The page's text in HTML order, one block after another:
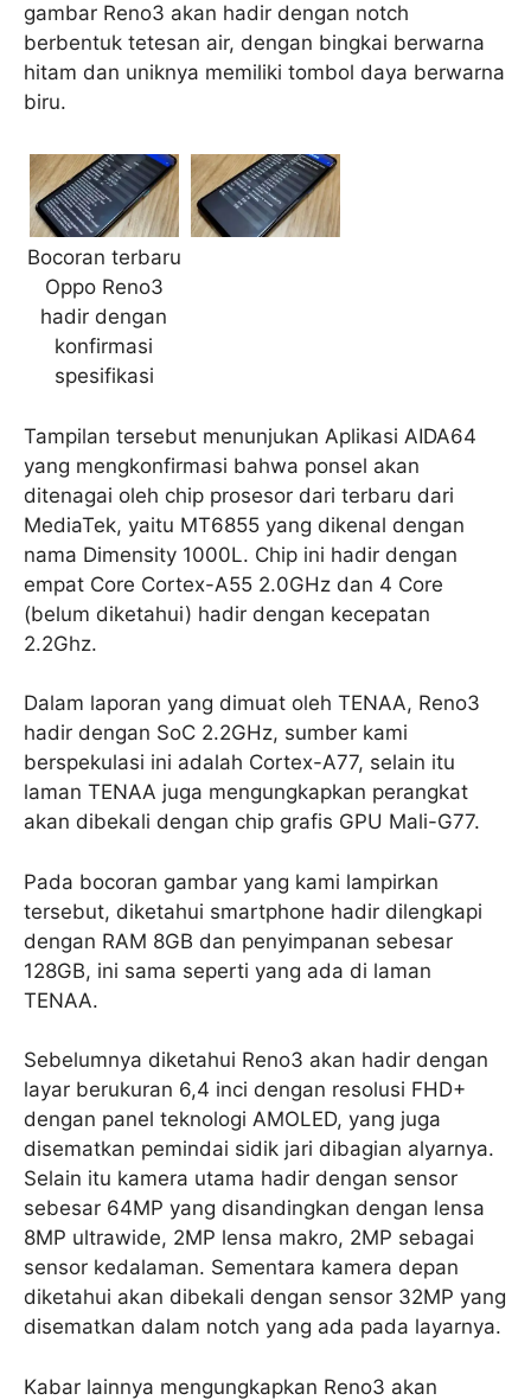
gambar Reno3 akan hadir dengan notch
berbentuk tetesan air, dengan bingkai berwarna
hitam dan uniknya memiliki tombol daya berwarna
biru.
Bocoran terbaru
Oppo Reno3
hadir dengan
konfirmasi
spesifikasi
Tampilan tersebut menunjukan Aplikasi AIDA64
yang mengkonfirmasi bahwa ponsel akan
ditenagai oleh chip prosesor dari terbaru dari
MediaTek, yaitu MT6855 yang dikenal dengan
nama Dimensity 1000L. Chip ini hadir dengan
empat Core Cortex-A55 2.0GHz dan 4 Core
(belum diketahui) hadir dengan kecepatan
2.2Ghz.
Dalam laporan yang dimuat oleh TENAA, Reno3
hadir dengan SoC 2.2GHz, sumber kami
berspekulasi ini adalah Cortex-A77, selain itu
laman TENAA juga mengungkapkan perangkat
akan dibekali dengan chip grafis GPU Mali-G77.
Pada bocoran gambar yang kami lampirkan
tersebut, diketahui smartphone hadir dilengkapi
dengan RAM 8GB dan penyimpanan sebesar
128GB, ini sama seperti yang ada di laman
TENAA.
Sebelumnya diketahui Reno3 akan hadir dengan
layar berukuran 6,4 inci dengan resolusi FHD+
dengan panel teknologi AMOLED, yang juga
disematkan pemindai sidik jari dibagian alyarnya.
Selain itu kamera utama hadir dengan sensor
sebesar 64MP yang disandingkan dengan lensa
8MP ultrawide, 2MP lensa makro, 2MP sebagai
sensor kedalaman. Sementara kamera depan
diketahui akan dibekali dengan sensor 32MP yang
disematkan dalam notch yang ada pada layarnya.
Kabar lainnya mengungkapkan Reno3 akan